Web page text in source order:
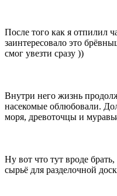
После того как я отпилил
заинтересовало это
смог увезти сразу ))
Внутри него жизнь
насекомые облюбовали.
моря, древоточцы и
Ну вот что тут вроде
сырьё для разделочной